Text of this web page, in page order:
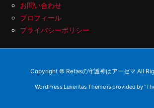
お問い合わせ
プロフィール
プライバシーポリシー
Copyright © Refasの守護神はアーゼマ All
WordPress Luxeritas Theme is provided by "